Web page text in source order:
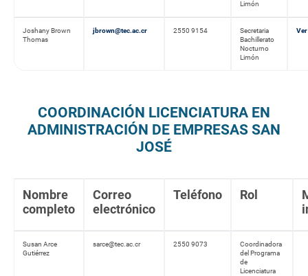
Limón
Joshany Brown
Thomas
jbrown@tec.ac.cr 2550 9154
Secretaria
Bachillerato
Nocturno
Limón
COORDINACIÓN LICENCIATURA EN
ADMINISTRACIÓN DE EMPRESAS SAN
JOSÉ
Nombre
completo
Correo
electrónico
Teléfono Rol
Susan Arce
Gutiérrez
sarce@tec.ac.cr 2550 9073
Coordinadora
del Programa
de
Licenciatura